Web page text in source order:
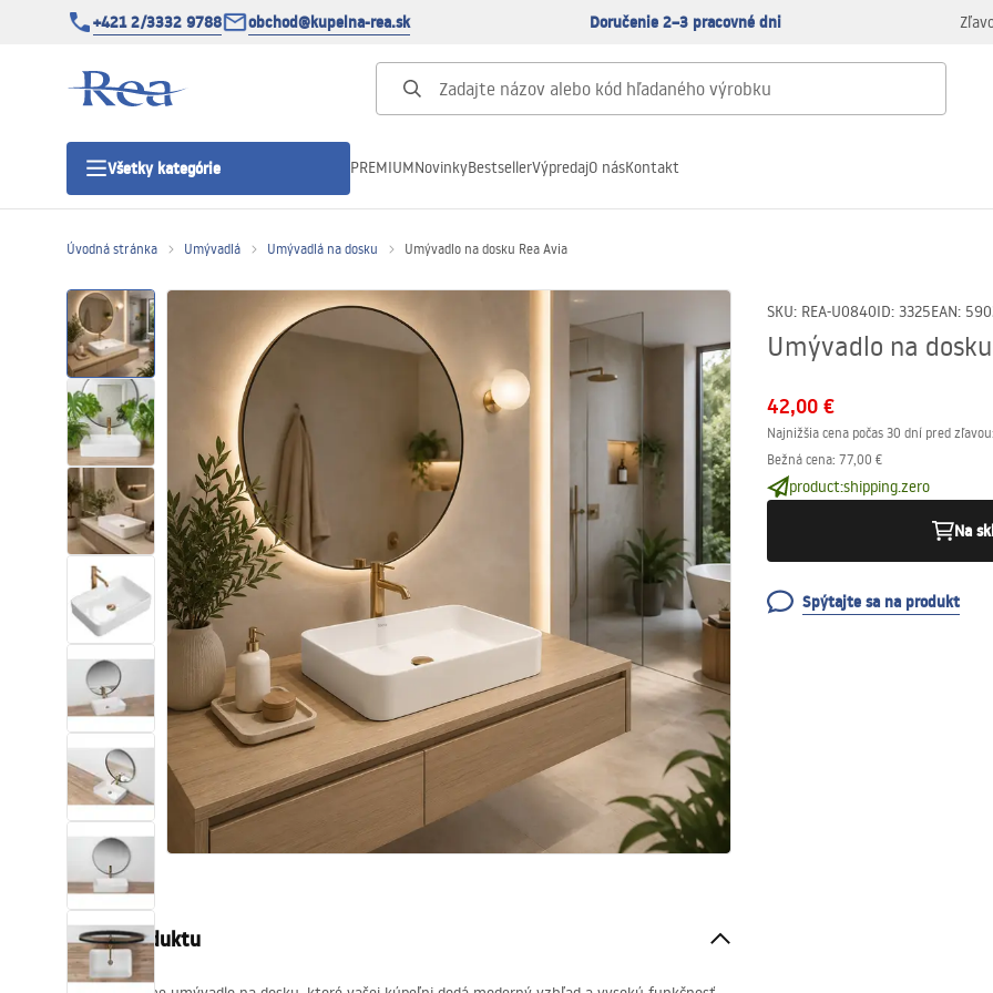
+421 2/3332 9788 obchod@kupelna-rea.sk Doručenie 2–3 pracovné dni
Všetky kategórie
Sprchové dvere
Sprchové vaničky
Sprchové žľaby
Sanitárna keramika
Umývadlá
Vaňa so zástenou
Batérie
Sprchy
Kuchyňa
PREMIUMNovinkyBestsellerVýpredajO násKontakt
Úvodná stránka Umývadlá Umývadlá na dosku Umývadlo na dosku Rea Avia
SKU: REA-U0840ID: 3325EAN:
Umývadlo na
42,00 €
Najnižšia cena počas 30 dní pred zľavou:
Bežná cena: 77,00 €
product:shipping.zero
Na
Spýtajte sa na produkt
Popis produktu